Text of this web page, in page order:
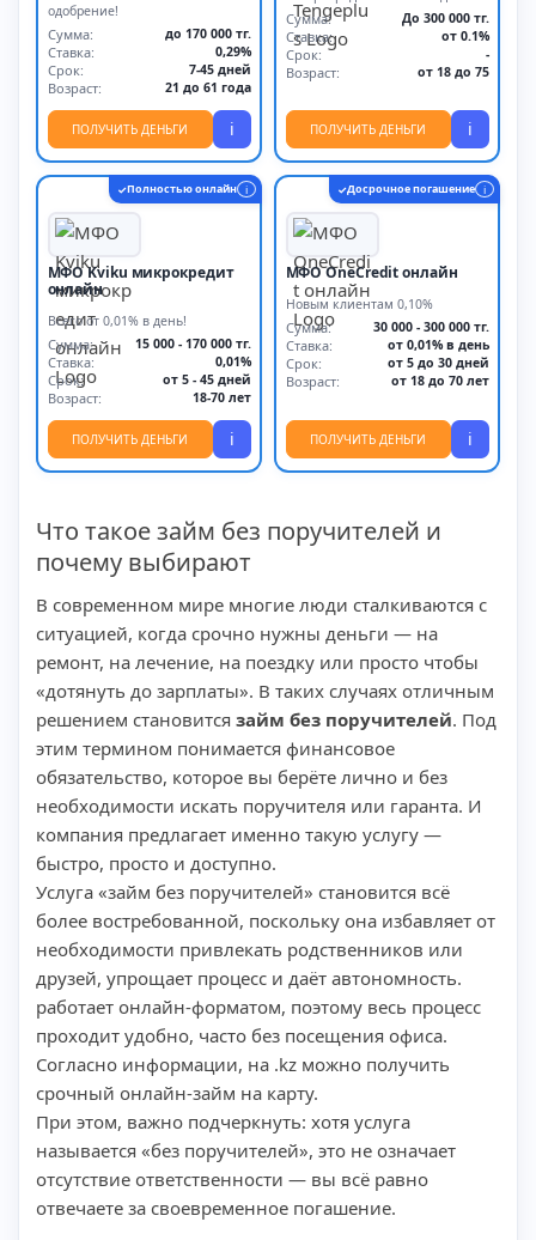
одобрение!
Сумма: до 170 000 тг.
Ставка: 0,29%
Срок: 7-45 дней
Возраст: 21 до 61 года
ПОЛУЧИТЬ ДЕНЬГИ i
Сумма: До 300 000 тг.
Ставка: от 0.1%
Срок: -
Возраст: от 18 до 75
ПОЛУЧИТЬ ДЕНЬГИ i
✓Полностью онлайн i
МФО Kviku микрокредит
онлайн
Всего от 0,01% в день!
Сумма: 15 000 - 170 000 тг.
Ставка: 0,01%
Срок: от 5 - 45 дней
Возраст: 18-70 лет
ПОЛУЧИТЬ ДЕНЬГИ i
✓Досрочное погашение i
МФО OneCredit онлайн
Новым клиентам 0,10%
Сумма: 30 000 - 300 000 тг.
Ставка: от 0,01% в день
Срок: от 5 до 30 дней
Возраст: от 18 до 70 лет
ПОЛУЧИТЬ ДЕНЬГИ i
Что такое займ без поручителей и
почему выбирают
В современном мире многие люди сталкиваются с
ситуацией, когда срочно нужны деньги — на
ремонт, на лечение, на поездку или просто чтобы
«дотянуть до зарплаты». В таких случаях отличным
решением становится займ без поручителей. Под
этим термином понимается финансовое
обязательство, которое вы берёте лично и без
необходимости искать поручителя или гаранта. И
компания предлагает именно такую услугу —
быстро, просто и доступно.
Услуга «займ без поручителей» становится всё
более востребованной, поскольку она избавляет от
необходимости привлекать родственников или
друзей, упрощает процесс и даёт автономность.
работает онлайн-форматом, поэтому весь процесс
проходит удобно, часто без посещения офиса.
Согласно информации, на .kz можно получить
срочный онлайн-займ на карту.
При этом, важно подчеркнуть: хотя услуга
называется «без поручителей», это не означает
отсутствие ответственности — вы всё равно
отвечаете за своевременное погашение.